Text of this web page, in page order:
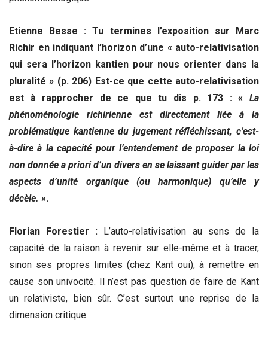
Etienne Besse : Tu termines l’exposition sur Marc
Richir en indiquant l’horizon d’une « auto-relativisation
qui sera l’horizon kantien pour nous orienter dans la
pluralité » (p. 206) Est-ce que cette auto-relativisation
est à rapprocher de ce que tu dis p. 173 : « La
phénoménologie richirienne est directement liée à la
problématique kantienne du jugement réfléchissant, c’est-
à-dire à la capacité pour l’entendement de proposer la loi
non donnée a priori d’un divers en se laissant guider par les
aspects d’unité organique (ou harmonique) qu’elle y
décèle. ».
Florian Forestier :
L’auto-relativisation au sens de la
capacité de la raison à revenir sur elle-même et à tracer,
sinon ses propres limites (chez Kant oui), à remettre en
cause son univocité. Il n’est pas question de faire de Kant
un relativiste, bien sûr. C’est surtout une reprise de la
dimension critique.